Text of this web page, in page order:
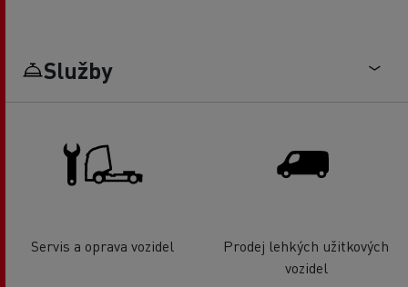
Služby
Servis a oprava vozidel
Prodej lehkých užitkových
vozidel